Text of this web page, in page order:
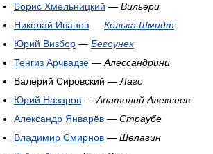
Борис Хмельницкий — Вильери
Николай Иванов — Колька Шмидт
Юрий Визбор — Бегоунек
Тенгиз Арчвадзе — Алессандрини
Валерий Сировский — Лаго
Юрий Назаров — Анатолий Алексеев
Александр Январёв — Страубе
Владимир Смирнов — Шелагин